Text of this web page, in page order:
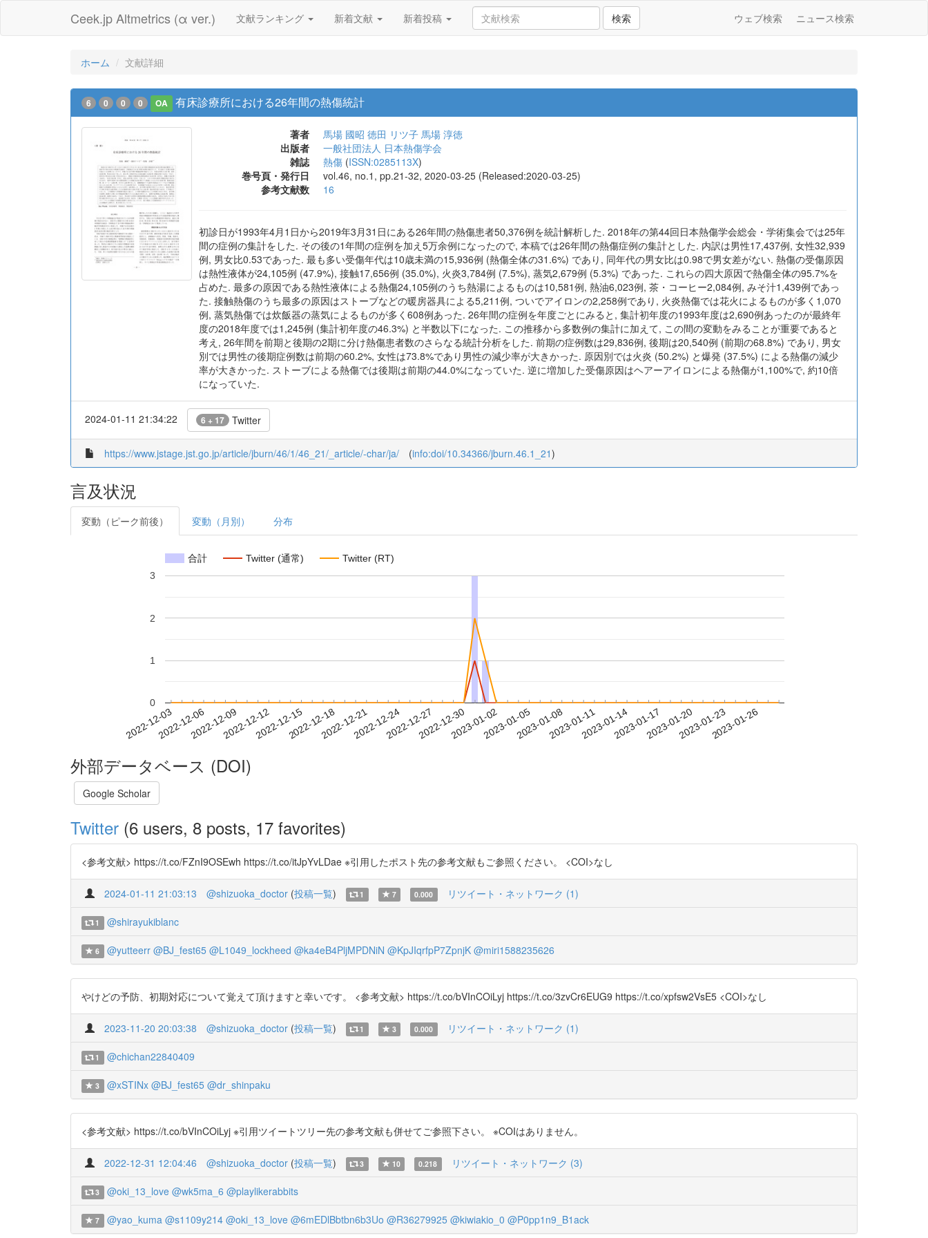
Ceek.jp Altmetrics (α ver.) 文献ランキング 新着文献 新着投稿 検索 ウェブ検索 ニュース検索
ホーム 文献詳細
6 0 0 0 OA 有床診療所における26年間の熱傷統計
著者 馬場 國昭 徳田 リツ子 馬場 淳徳
出版者
一般社団法人 日本熱傷学会
雑誌
熱傷 (ISSN:0285113X)
巻号頁・発行日
vol.46, no.1, pp.21-32, 2020-03-25 (Released:2020-03-25)
参考文献数
16
初診日が1993年4月1日から2019年3月31日にある26年間の熱傷患者50,376例を統計解析した. 2018年の第44回日本熱傷学会総会・学術集会では25年
間の症例の集計をした. その後の1年間の症例を加え5万余例になったので, 本稿では26年間の熱傷症例の集計とした. 内訳は男性17,437例, 女性32,939
例, 男女比0.53であった. 最も多い受傷年代は10歳未満の15,936例 (熱傷全体の31.6%) であり, 同年代の男女比は0.98で男女差がない. 熱傷の受傷原因
は熱性液体が24,105例 (47.9%), 接触17,656例 (35.0%), 火炎3,784例 (7.5%), 蒸気2,679例 (5.3%) であった. これらの四大原因で熱傷全体の95.7%を
占めた. 最多の原因である熱性液体による熱傷24,105例のうち熱湯によるものは10,581例, 熱油6,023例, 茶・コーヒー2,084例, みそ汁1,439例であっ
た. 接触熱傷のうち最多の原因はストーブなどの暖房器具による5,211例, ついでアイロンの2,258例であり, 火炎熱傷では花火によるものが多く1,070
例, 蒸気熱傷では炊飯器の蒸気によるものが多く608例あった. 26年間の症例を年度ごとにみると, 集計初年度の1993年度は2,690例あったのが最終年
度の2018年度では1,245例 (集計初年度の46.3%) と半数以下になった. この推移から多数例の集計に加えて, この間の変動をみることが重要であると
考え, 26年間を前期と後期の2期に分け熱傷患者数のさらなる統計分析をした. 前期の症例数は29,836例, 後期は20,540例 (前期の68.8%) であり, 男女
別では男性の後期症例数は前期の60.2%, 女性は73.8%であり男性の減少率が大きかった. 原因別では火炎 (50.2%) と爆発 (37.5%) による熱傷の減少
率が大きかった. ストーブによる熱傷では後期は前期の44.0%になっていた. 逆に増加した受傷原因はヘアーアイロンによる熱傷が1,100%で, 約10倍
になっていた.
2024-01-11 21:34:22 6 + 17 Twitter
https://www.jstage.jst.go.jp/article/jburn/46/1/46_21/_article/-char/ja/ (info:doi/10.34366/jburn.46.1_21)
言及状況
変動（ピーク前後） 変動（月別） 分布
合計 Twitter (通常) Twitter (RT)
2022-12-032022-12-062022-12-092022-12-122022-12-152022-12-182022-12-212022-12-242022-12-272022-12-302023-01-022023-01-052023-01-082023-01-112023-01-142023-01-172023-01-202023-01-232023-01-26
0
1
2
3
外部データベース (DOI)
Google Scholar
Twitter (6 users, 8 posts, 17 favorites)
<参考文献> https://t.co/FZnI9OSEwh https://t.co/itJpYvLDae ※引用したポスト先の参考文献もご参照ください。 <COI>なし
2024-01-11 21:03:13 @shizuoka_doctor (投稿一覧) 1 7 0.000 リツイート・ネットワーク (1)
1 @shirayukiblanc
6 @yutteerr @BJ_fest65 @L1049_lockheed @ka4eB4PljMPDNiN @KpJIqrfpP7ZpnjK @miri1588235626
やけどの予防、初期対応について覚えて頂けますと幸いです。 <参考文献> https://t.co/bVInCOiLyj https://t.co/3zvCr6EUG9 https://t.co/xpfsw2VsE5 <COI>なし
2023-11-20 20:03:38 @shizuoka_doctor (投稿一覧) 1 3 0.000 リツイート・ネットワーク (1)
1 @chichan22840409
3 @xSTINx @BJ_fest65 @dr_shinpaku
<参考文献> https://t.co/bVInCOiLyj ※引用ツイートツリー先の参考文献も併せてご参照下さい。 ※COIはありません。
2022-12-31 12:04:46 @shizuoka_doctor (投稿一覧) 3 10 0.218 リツイート・ネットワーク (3)
3 @oki_13_love @wk5ma_6 @playlikerabbits
7 @yao_kuma @s1109y214 @oki_13_love @6mEDlBbtbn6b3Uo @R36279925 @kiwiakio_0 @P0pp1n9_B1ack